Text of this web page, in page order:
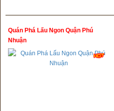
Quán Phá Lấu Ngon Quận Phú
Nhuận